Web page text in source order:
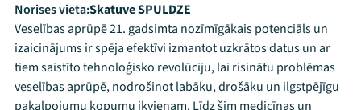
Norises vieta:Skatuve SPULDZE
Veselības aprūpē 21. gadsimta nozīmīgākais potenciāls un
izaicinājums ir spēja efektīvi izmantot uzkrātos datus un ar
tiem saistīto tehnoloģisko revolūciju, lai risinātu problēmas
veselības aprūpē, nodrošinot labāku, drošāku un ilgstpējīgu
pakalpojumu kopumu ikvienam. Līdz šim medicīnas un